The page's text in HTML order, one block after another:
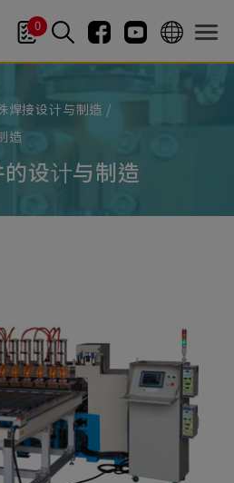
0
焊接设计与制造
造
设计与制造